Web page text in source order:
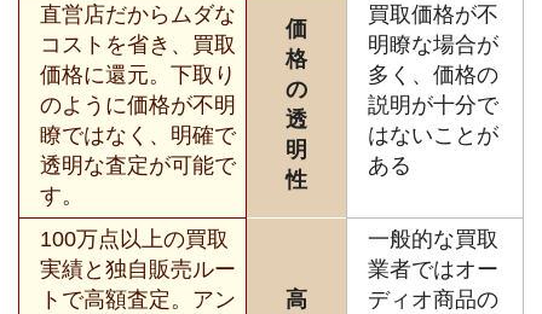
直営店だからムダな
コストを省き、買取
価格に還元。下取り
のように価格が不明
瞭ではなく、明確で
透明な査定が可能で
す。
価
格
の
透
明
性
買取価格が不
明瞭な場合が
多く、価格の
説明が十分で
はないことが
ある
100万点以上の買取
実績と独自販売ルー
トで高額査定。アン
高
一般的な買取
業者ではオー
ディオ商品の